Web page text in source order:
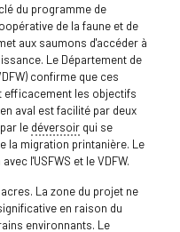
du programme de
de la faune et de
aux saumons d'accéder à
Le Département de
confirme que ces
efficacement les objectifs
aval est facilité par deux
le déversoirqui se
la migration printanière. Le
l'USFWS et le VDFW.
La zone du projet ne
en raison du
environnants. Le